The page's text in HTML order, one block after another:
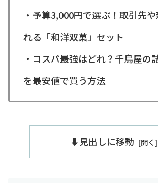
・予算3,000円で選ぶ！取引先
れる「和洋双菓」セット
・コスパ最強はどれ？千鳥屋の
を最安値で買う方法
⬇️見出しに移動